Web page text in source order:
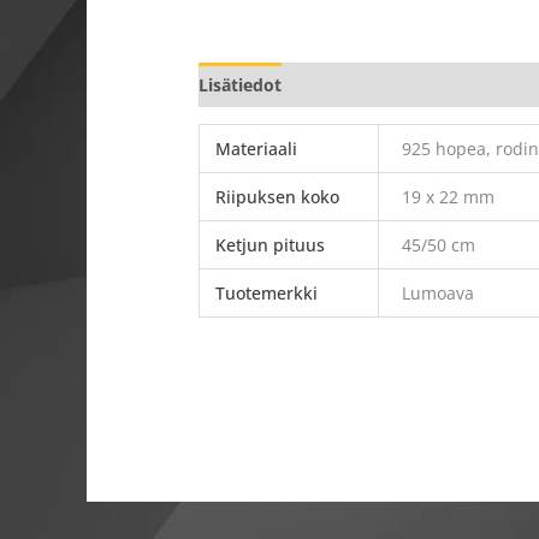
Lisätiedot
Materiaali 925 hopea,
Riipuksen koko 19 x 22 mm
Ketjun pituus 45/50 cm
Tuotemerkki Lumoava